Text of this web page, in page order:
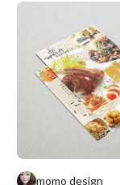
momo design